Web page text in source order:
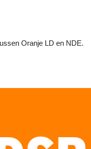
Oranje LD en NDE.